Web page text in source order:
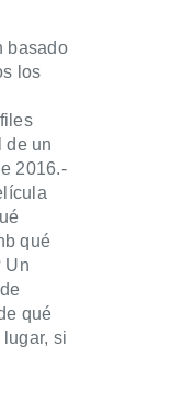
basado
los
de un
2016.-
qué
Un
qué
si